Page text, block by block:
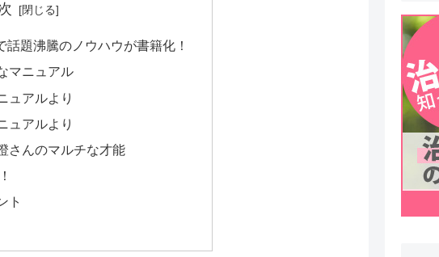
題沸騰のノウハウが書籍化！
マニュアル
ュアルより
ュアルより
さんのマルチな才能
ト